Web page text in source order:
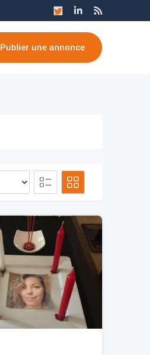
Publier une annonce